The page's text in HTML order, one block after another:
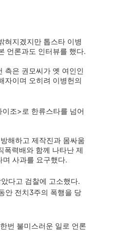
혀지겠지만 톱스타 이병
언론과도 인터뷰를 했다.
측은 권모씨가 옛 여인인
자이며 오히려 이병헌의
조>로 한류스타를 넘어
해하고 제작진과 몸싸움
폭력배와 함께 나타난 제
사과를 요구했다.
다고 검찰에 고소했다.
안 전치3주의 폭행을 당
번 불미스러운 일로 언론